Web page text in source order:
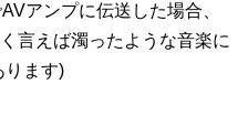
アンプに伝送した場合、
言えば濁ったような音楽に
ります)